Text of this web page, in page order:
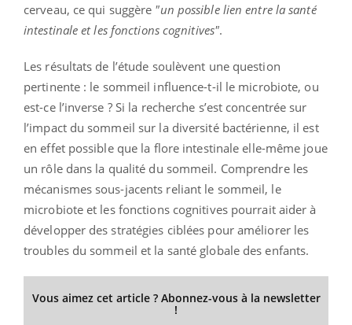
cerveau, ce qui suggère "un possible lien entre la santé
intestinale et les fonctions cognitives".
Les résultats de l’étude soulèvent une question
pertinente : le sommeil influence-t-il le microbiote, ou
est-ce l’inverse ? Si la recherche s’est concentrée sur
l’impact du sommeil sur la diversité bactérienne, il est
en effet possible que la flore intestinale elle-même joue
un rôle dans la qualité du sommeil. Comprendre les
mécanismes sous-jacents reliant le sommeil, le
microbiote et les fonctions cognitives pourrait aider à
développer des stratégies ciblées pour améliorer les
troubles du sommeil et la santé globale des enfants.
Vous aimez cet article ? Abonnez-vous à la newsletter
!